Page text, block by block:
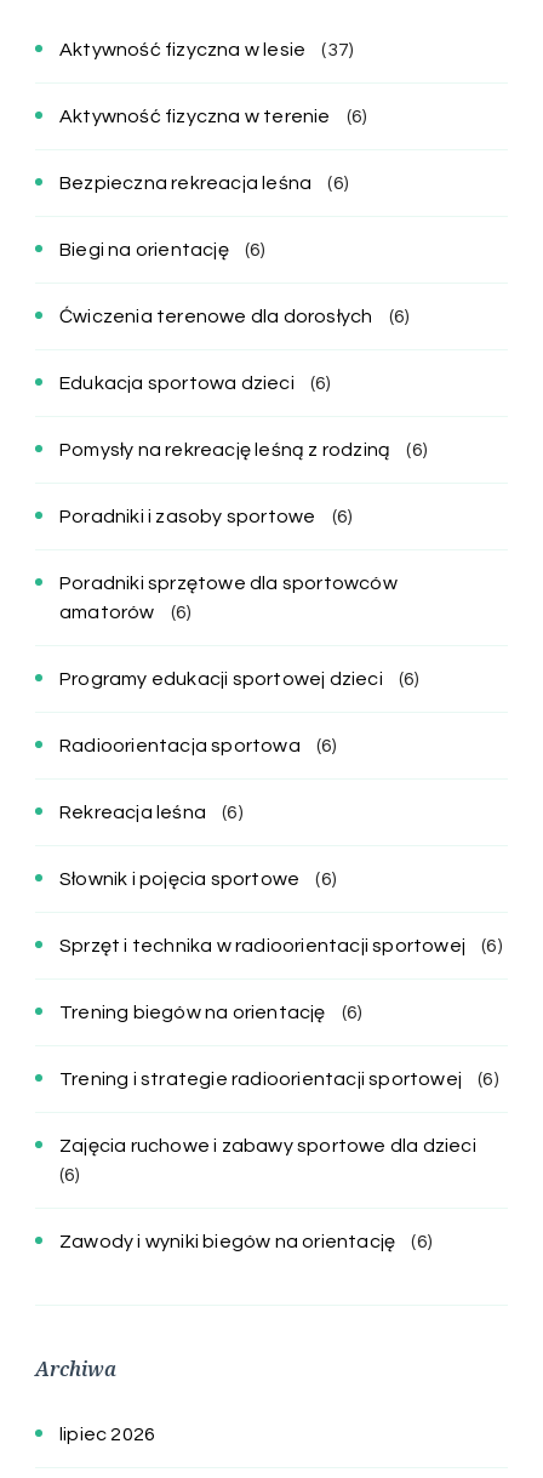
Aktywność fizyczna w lesie (37)
Aktywność fizyczna w terenie (6)
Bezpieczna rekreacja leśna (6)
Biegi na orientację (6)
Ćwiczenia terenowe dla dorosłych (6)
Edukacja sportowa dzieci (6)
Pomysły na rekreację leśną z rodziną (6)
Poradniki i zasoby sportowe (6)
Poradniki sprzętowe dla sportowców
amatorów
(6)
Programy edukacji sportowej dzieci (6)
Radioorientacja sportowa (6)
Rekreacja leśna (6)
Słownik i pojęcia sportowe (6)
Sprzęt i technika w radioorientacji sportowej (6)
Trening biegów na orientację (6)
Trening i strategie radioorientacji sportowej (6)
Zajęcia ruchowe i zabawy sportowe dla dzieci
(6)
Zawody i wyniki biegów na orientację (6)
Archiwa
lipiec 2026